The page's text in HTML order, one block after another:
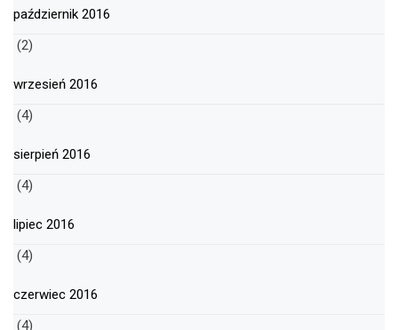
październik 2016
(2)
wrzesień 2016
(4)
sierpień 2016
(4)
lipiec 2016
(4)
czerwiec 2016
(4)